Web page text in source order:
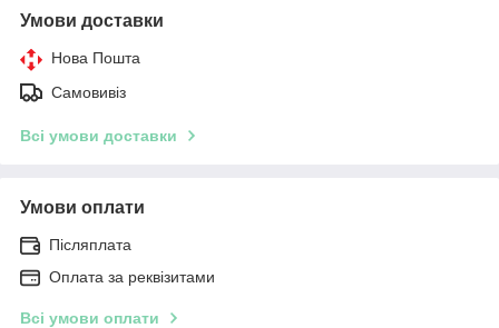
Умови доставки
Нова Пошта
Самовивіз
Всі умови доставки
Умови оплати
Післяплата
Оплата за реквізитами
Всі умови оплати